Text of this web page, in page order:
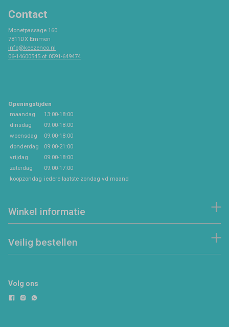
Contact
Monetpassage 160
7811DX Emmen
info@keezenco.nl
06-14600545 of 0591-649474
Openingstijden
maandag
13:00-18:00
dinsdag
09:00-18:00
woensdag
09:00-18:00
donderdag
09:00-21:00
vrijdag
09:00-18:00
zaterdag
09:00-17:00
koopzondag iedere laatste zondag vd maand
Winkel informatie
Veilig bestellen
Volg ons